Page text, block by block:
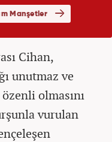
Cihan,
unutmaz ve
olmasını
vurulan